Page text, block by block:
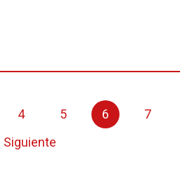
4 5 6
7
Siguiente